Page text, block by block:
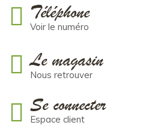
Téléphone
Voir le numéro
Le magasin
Nous retrouver
Se connecter
Espace client